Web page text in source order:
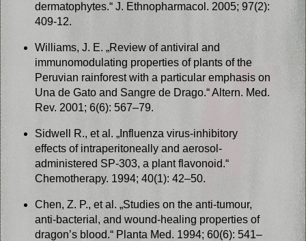
dermatophytes.“ J. Ethnopharmacol. 2005; 97(2):
409-12.
Williams, J. E. „Review of antiviral and
immunomodulating properties of plants of the
Peruvian rainforest with a particular emphasis on
Una de Gato and Sangre de Drago.“ Altern. Med.
Rev. 2001; 6(6): 567–79.
Sidwell R., et al. „Influenza virus-inhibitory
effects of intraperitoneally and aerosol-
administered SP-303, a plant flavonoid.“
Chemotherapy. 1994; 40(1): 42–50.
Chen, Z. P., et al. „Studies on the anti-tumour,
anti-bacterial, and wound-healing properties of
dragon’s blood.“ Planta Med. 1994; 60(6): 541–